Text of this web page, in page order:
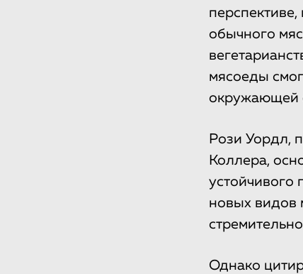
перспективе,
обычного
мясоеды
окружающей
Рози Уордл,
Коллера,
устойчивого
новых видов
Однако